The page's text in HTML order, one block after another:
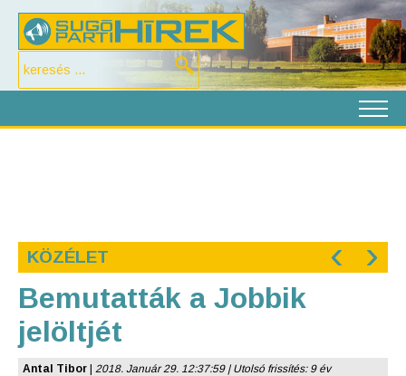
KÖZÉLET ‹ ›
Bemutatták a Jobbik
jelöltjét
Antal Tibor 2018. Január 29. 12:37:59 | Utolsó frissítés: 9 év